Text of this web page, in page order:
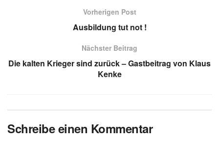
p
dI
e
b
o
o
k
Vorherigen Post
Ausbildung tut not !
Nächster Beitrag
Die kalten Krieger sind zurück – Gastbeitrag von Klaus
Kenke
Schreibe einen Kommentar